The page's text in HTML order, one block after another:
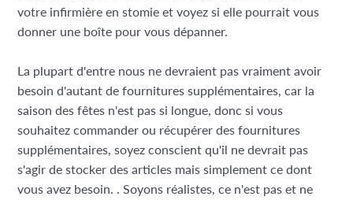
votre infirmière en stomie et voyez si elle pourrait vous
donner une boîte pour vous dépanner.
La plupart d'entre nous ne devraient pas vraiment avoir
besoin d'autant de fournitures supplémentaires, car la
saison des fêtes n'est pas si longue, donc si vous
souhaitez commander ou récupérer des fournitures
supplémentaires, soyez conscient qu'il ne devrait pas
s'agir de stocker des articles mais simplement ce dont
vous avez besoin. . Soyons réalistes, ce n'est pas et ne